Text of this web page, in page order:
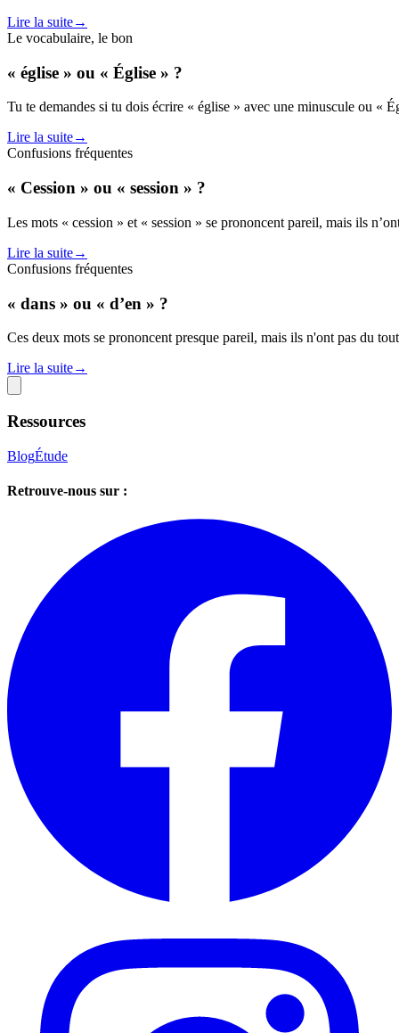
Lire la suite→
Le vocabulaire, le bon
« église » ou « Église » ?
Tu te demandes si tu dois écrire « église » avec une minuscule ou «
Lire la suite→
Confusions fréquentes
« Cession » ou « session » ?
Les mots « cession » et « session » se prononcent pareil, mais ils
Lire la suite→
Confusions fréquentes
« dans » ou « d’en » ?
Ces deux mots se prononcent presque pareil, mais ils n'ont pas du
Lire la suite→
Ressources
BlogÉtude
Retrouve-nous sur :